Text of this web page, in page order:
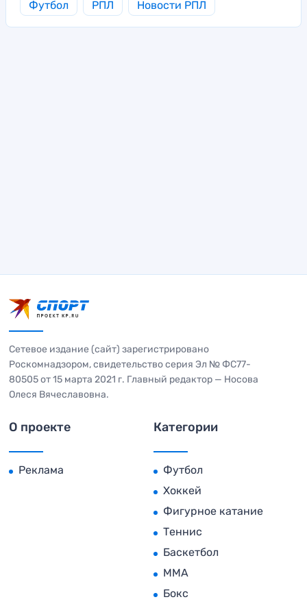
Футбол РПЛ Новости РПЛ
Сетевое издание (сайт) зарегистрировано
Роскомнадзором, свидетельство серия Эл № ФС77-
80505 от 15 марта 2021 г. Главный редактор — Носова
Олеся Вячеславовна.
О проекте
Реклама
Категории
Футбол
Хоккей
Фигурное катание
Теннис
Баскетбол
MMA
Бокс